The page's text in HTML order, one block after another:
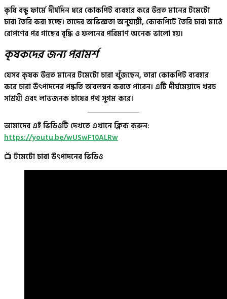
কৃষি বন্ধু ফার্মে দীর্ঘদিন ধরে কোকপিট ব্যবহার করে উন্নত মানের টমেটো
চারা তৈরি করা হচ্ছে। তাদের অভিজ্ঞতা অনুযায়ী, কোকপিটে তৈরি চারা মাঠে
রোপণের পর গাছের বৃদ্ধি ও ফলনের পরিমাণ অনেক ভালো হয়।
কৃষকদের জন্য পরামর্শ
যেসব কৃষক উন্নত মানের টমেটো চারা খুঁজছেন, তারা কোকপিট ব্যবহার
করে চারা উৎপাদনের পদ্ধতি অবলম্বন করতে পারেন। এটি দীর্ঘমেয়াদে খরচ
সাশ্রয়ী এবং লাভজনক চাষের পথ সুগম করে।
আমাদের এই ভিডিওটি দেখতে এখানে ক্লিক করুন:
https://youtu.be/wUSwF10ALRw
📺 টমেটো চারা উৎপাদনের ভিডিও